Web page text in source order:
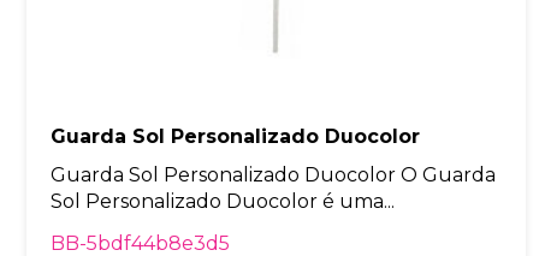
Guarda Sol Personalizado Duocolor
Guarda Sol Personalizado Duocolor O Guarda
Sol Personalizado Duocolor é uma...
BB-5bdf44b8e3d5